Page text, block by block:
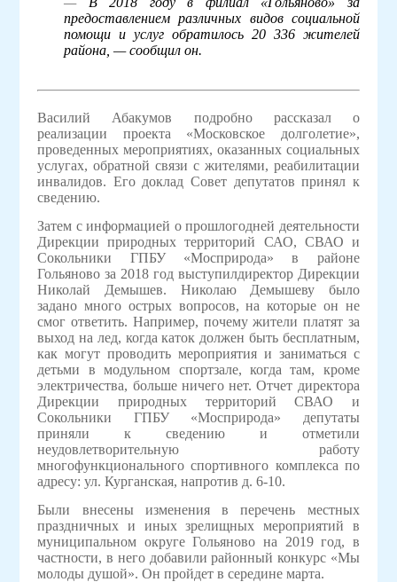
предоставлением различных видов социальной
помощи и услуг обратилось 20 336 жителей
района, — сообщил он.
Василий Абакумов подробно рассказал о
реализации проекта «Московское долголетие»,
проведенных мероприятиях, оказанных социальных
услугах, обратной связи с жителями, реабилитации
инвалидов. Его доклад Совет депутатов принял к
сведению.
Затем с информацией о прошлогодней деятельности
Дирекции природных территорий САО, СВАО и
Сокольники ГПБУ «Мосприрода» в районе
Гольяново за 2018 год выступилдиректор Дирекции
Николай Демышев. Николаю Демышеву было
задано много острых вопросов, на которые он не
смог ответить. Например, почему жители платят за
выход на лед, когда каток должен быть бесплатным,
как могут проводить мероприятия и заниматься с
детьми в модульном спортзале, когда там, кроме
электричества, больше ничего нет. Отчет директора
Дирекции природных территорий СВАО и
Сокольники ГПБУ «Мосприрода» депутаты
приняли к сведению и отметили
неудовлетворительную работу
многофункционального спортивного комплекса по
адресу: ул. Курганская, напротив д. 6-10.
Были внесены изменения в перечень местных
праздничных и иных зрелищных мероприятий в
муниципальном округе Гольяново на 2019 год, в
частности, в него добавили районный конкурс «Мы
молоды душой». Он пройдет в середине марта.